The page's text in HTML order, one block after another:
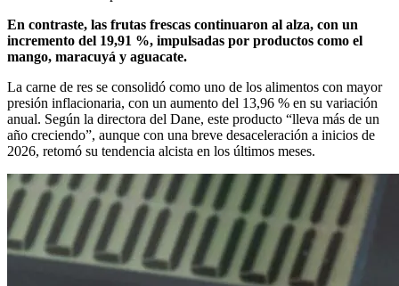
En contraste, las frutas frescas continuaron al alza, con un
incremento del 19,91 %, impulsadas por productos como el
mango, maracuyá y aguacate.
La carne de res se consolidó como uno de los alimentos con mayor
presión inflacionaria, con un aumento del 13,96 % en su variación
anual. Según la directora del Dane, este producto “lleva más de un
año creciendo”, aunque con una breve desaceleración a inicios de
2026, retomó su tendencia alcista en los últimos meses.